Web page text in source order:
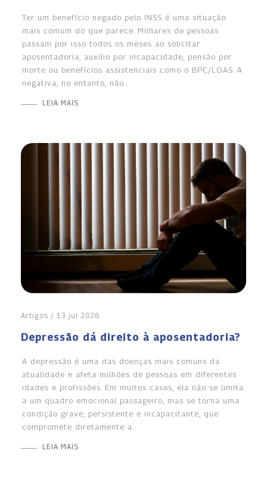
Ter um benefício negado pelo INSS é uma situação
mais comum do que parece. Milhares de pessoas
passam por isso todos os meses ao solicitar
aposentadoria, auxílio por incapacidade, pensão por
morte ou benefícios assistenciais como o BPC/LOAS. A
negativa, no entanto, não…
LEIA MAIS
Artigos / 13 jul 2026
Depressão dá direito à aposentadoria?
A depressão é uma das doenças mais comuns da
atualidade e afeta milhões de pessoas em diferentes
idades e profissões. Em muitos casos, ela não se limita
a um quadro emocional passageiro, mas se torna uma
condição grave, persistente e incapacitante, que
compromete diretamente a…
LEIA MAIS